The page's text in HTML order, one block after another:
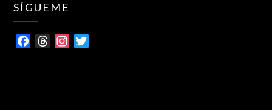
SÍGUEME
FacebookThreadsInstagram